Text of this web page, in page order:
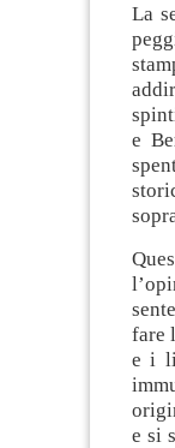
La
e
fare
e i
e si